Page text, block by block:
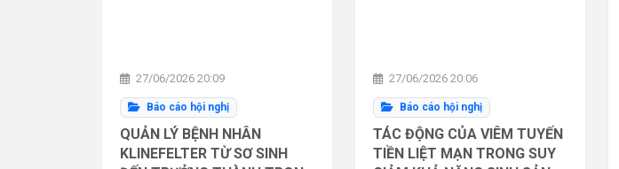
27/06/2026 20:09
Báo cáo hội nghị
QUẢN LÝ BỆNH NHÂN
KLINEFELTER TỪ SƠ SINH
27/06/2026 20:06
Báo cáo hội nghị
TÁC ĐỘNG CỦA VIÊM TUYẾN
TIỀN LIỆT MẠN TRONG SUY